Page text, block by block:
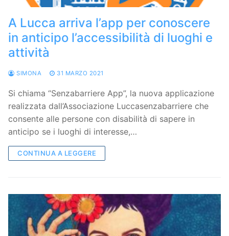
A Lucca arriva l’app per conoscere
in anticipo l’accessibilità di luoghi e
attività
SIMONA 31 MARZO 2021
Si chiama “Senzabarriere App”, la nuova applicazione
realizzata dall’Associazione Luccasenzabarriere che
consente alle persone con disabilità di sapere in
anticipo se i luoghi di interesse,…
CONTINUA A LEGGERE